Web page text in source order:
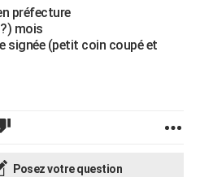
préfecture
mois
signée (petit coin coupé et
Posez votre question